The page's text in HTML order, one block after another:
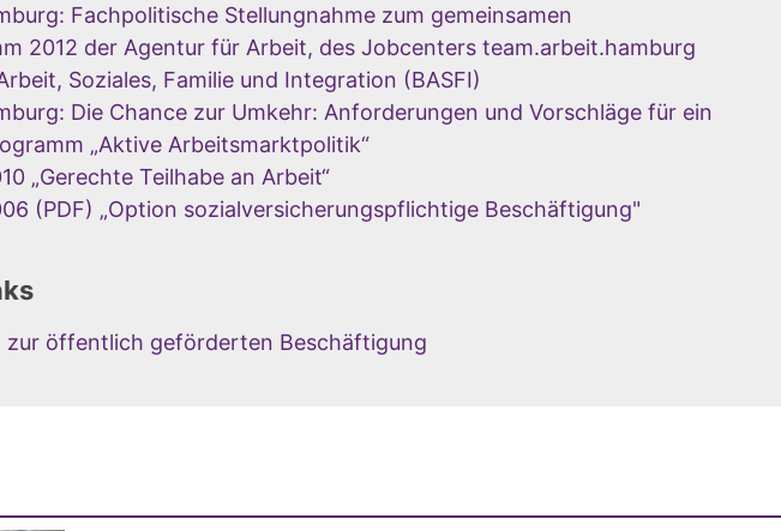
Fachpolitische Stellungnahme zum gemeinsamen
2012 der Agentur für Arbeit, des Jobcenters team.arbeit.hamburg
Soziales, Familie und Integration (BASFI)
Die Chance zur Umkehr: Anforderungen und Vorschläge für ein
„Aktive Arbeitsmarktpolitik“
„Gerechte Teilhabe an Arbeit“
(PDF) „Option sozialversicherungspflichtige Beschäftigung"
zur öffentlich geförderten Beschäftigung